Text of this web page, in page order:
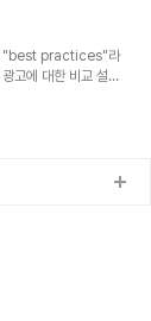
and
Affiliate
"best practices"라
고에 대한 비교 설명
인, 사용되어야할 단
있고, 공신력있는